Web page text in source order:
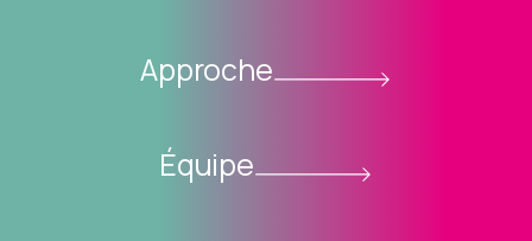
Approche
Équipe